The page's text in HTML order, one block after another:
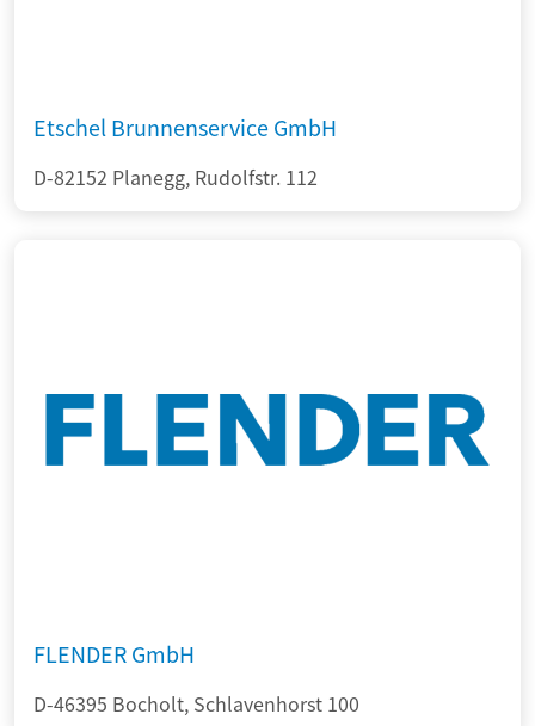
Etschel Brunnenservice GmbH
D-82152 Planegg, Rudolfstr. 112
FLENDER GmbH
D-46395 Bocholt, Schlavenhorst 100